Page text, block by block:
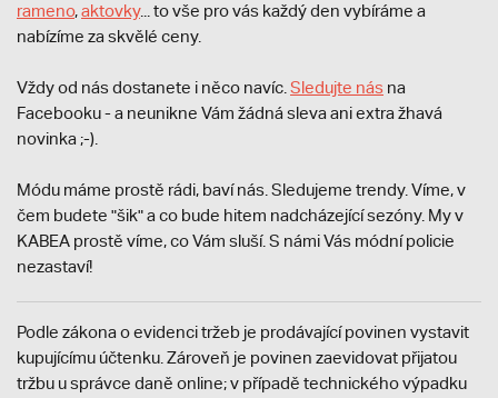
rameno,aktovky... to vše pro vás každý den vybíráme a
nabízíme za skvělé ceny.
Vždy od nás dostanete i něco navíc. Sledujte nás na
Facebooku - a neunikne Vám žádná sleva ani extra žhavá
novinka ;-).
Módu máme prostě rádi, baví nás. Sledujeme trendy. Víme, v
čem budete "šik" a co bude hitem nadcházející sezóny. My v
KABEA prostě víme, co Vám sluší. S námi Vás módní policie
nezastaví!
Podle zákona o evidenci tržeb je prodávající povinen vystavit
kupujícímu účtenku. Zároveň je povinen zaevidovat přijatou
tržbu u správce daně online; v případě technického výpadku